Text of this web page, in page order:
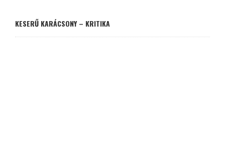
KESERŰ KARÁCSONY – KRITIKA